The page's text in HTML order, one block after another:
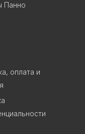
Панно
оплата и